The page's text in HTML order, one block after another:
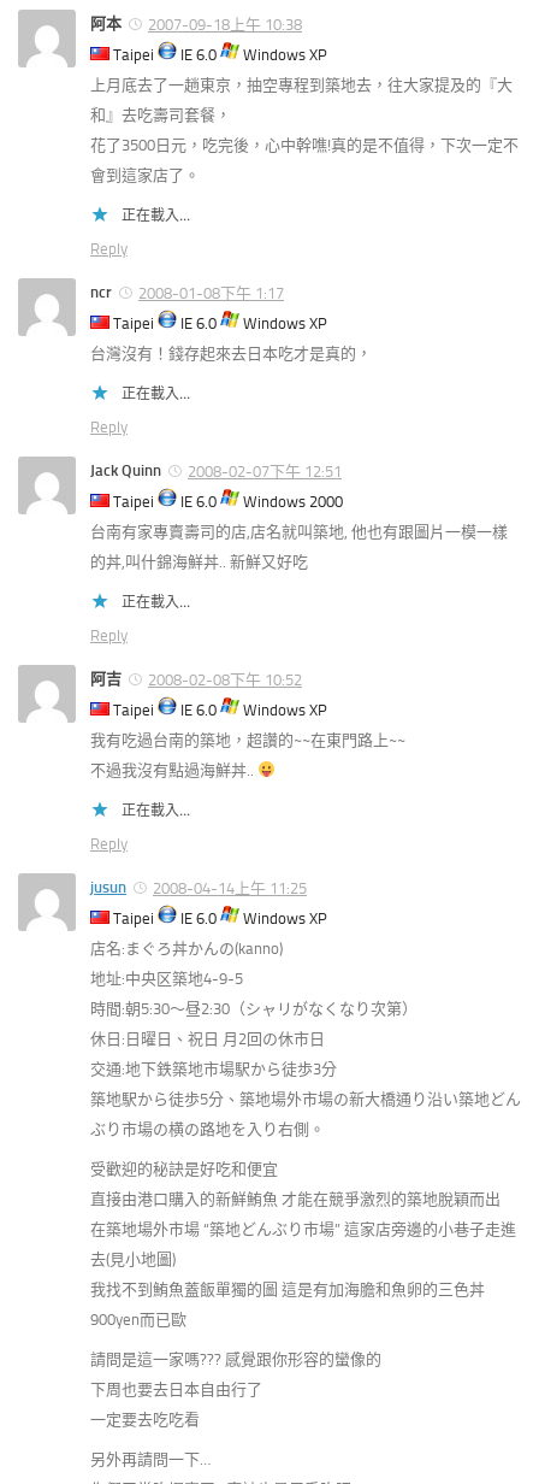
阿本
2007-09-18上午 10:38
Taipei
IE 6.0
Windows XP
上月底去了一趟東京，抽空專程到築地去，往大家提及的『大
和』去吃壽司套餐，
花了3500日元，吃完後，心中幹噍!真的是不值得，下次一定不
會到這家店了。
正在載入...
Reply
ncr
2008-01-08下午 1:17
Taipei
IE 6.0
Windows XP
台灣沒有！錢存起來去日本吃才是真的，
正在載入...
Reply
Jack Quinn
2008-02-07下午 12:51
Taipei
IE 6.0
Windows 2000
台南有家專賣壽司的店,店名就叫築地, 他也有跟圖片一模一樣
的丼,叫什錦海鮮丼.. 新鮮又好吃
正在載入...
Reply
阿吉
2008-02-08下午 10:52
Taipei
IE 6.0
Windows XP
我有吃過台南的築地，超讚的~~在東門路上~~
不過我沒有點過海鮮丼..
正在載入...
Reply
jusun
2008-04-14上午 11:25
Taipei
IE 6.0
Windows XP
店名:まぐろ丼かんの(kanno)
地址:中央区築地4-9-5
時間:朝5:30～昼2:30（シャリがなくなり次第）
休日:日曜日、祝日 月2回の休市日
交通:地下鉄築地市場駅から徒歩3分
築地駅から徒歩5分、築地場外市場の新大橋通り沿い築地どん
ぶり市場の横の路地を入り右側。
受歡迎的秘訣是好吃和便宜
直接由港口購入的新鮮鮪魚 才能在競爭激烈的築地脫穎而出
在築地場外市場 “築地どんぶり市場” 這家店旁邊的小巷子走進
去(見小地圖)
我找不到鮪魚蓋飯單獨的圖 這是有加海膽和魚卵的三色丼
900yen而已歐
請問是這一家嗎??? 感覺跟你形容的蠻像的
下周也要去日本自由行了
一定要去吃吃看
另外再請問一下…